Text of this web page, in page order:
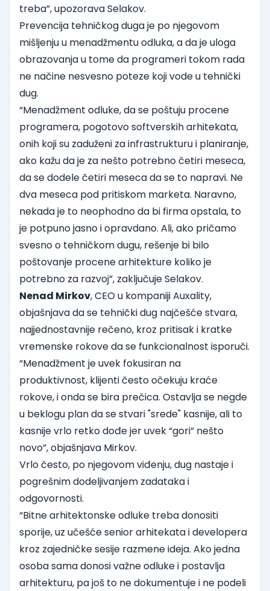
treba”, upozorava Selakov.
Prevencija tehničkog duga je po njegovom
mišljenju u menadžmentu odluka, a da je uloga
obrazovanja u tome da programeri tokom rada
ne načine nesvesno poteze koji vode u tehnički
dug.
“Menadžment odluke, da se poštuju procene
programera, pogotovo softverskih arhitekata,
onih koji su zaduženi za infrastrukturu i planiranje,
ako kažu da je za nešto potrebno četiri meseca,
da se dodele četiri meseca da se to napravi. Ne
dva meseca pod pritiskom marketa. Naravno,
nekada je to neophodno da bi firma opstala, to
je potpuno jasno i opravdano. Ali, ako pričamo
svesno o tehničkom dugu, rešenje bi bilo
poštovanje procene arhitekture koliko je
potrebno za razvoj”, zaključuje Selakov.
Nenad Mirkov, CEO u kompaniji Auxality,
objašnjava da se tehnički dug najčešće stvara,
najjednostavnije rečeno, kroz pritisak i kratke
vremenske rokove da se funkcionalnost isporuči.
“Menadžment je uvek fokusiran na
produktivnost, klijenti često očekuju kraće
rokove, i onda se bira prečica. Ostavlja se negde
u beklogu plan da se stvari "srede" kasnije, ali to
kasnije vrlo retko dođe jer uvek “gori” nešto
novo”, objašnjava Mirkov.
Vrlo često, po njegovom viđenju, dug nastaje i
pogrešnim dodeljivanjem zadataka i
odgovornosti.
“Bitne arhitektonske odluke treba donositi
sporije, uz učešće senior arhitekata i developera
kroz zajedničke sesije razmene ideja. Ako jedna
osoba sama donosi važne odluke i postavlja
arhitekturu, pa još to ne dokumentuje i ne podeli